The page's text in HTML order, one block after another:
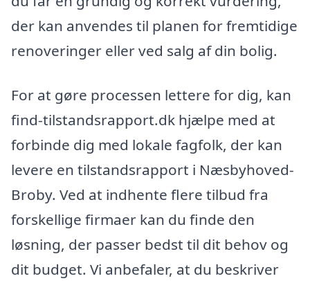
der kan anvendes til planen for fremtidige
renoveringer eller ved salg af din bolig.
For at gøre processen lettere for dig, kan
find-tilstandsrapport.dk hjælpe med at
forbinde dig med lokale fagfolk, der kan
levere en tilstandsrapport i Næsbyhoved-
Broby. Ved at indhente flere tilbud fra
forskellige firmaer kan du finde den
løsning, der passer bedst til dit behov og
dit budget. Vi anbefaler, at du beskriver